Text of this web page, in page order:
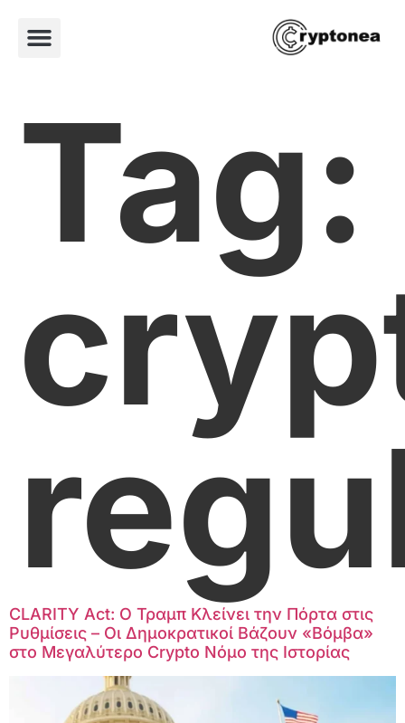
Tag:
CLARITY Act: Ο Τραμπ Κλείνει την Πόρτα στις
Ρυθμίσεις – Οι Δημοκρατικοί Βάζουν «Βόμβα»
στο Μεγαλύτερο Crypto Νόμο της Ιστορίας